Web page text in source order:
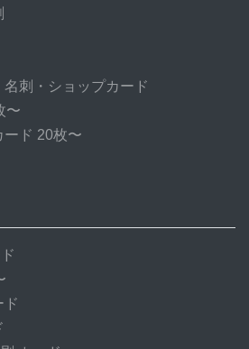
刺・ショップカード
〜
ード 20枚〜
ド